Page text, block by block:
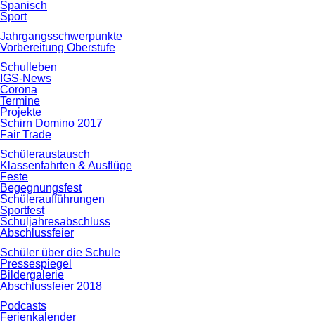
Spanisch
Sport
Jahrgangsschwerpunkte
Vorbereitung Oberstufe
Schulleben
IGS-News
Corona
Termine
Projekte
Schirn Domino 2017
Fair Trade
Schüleraustausch
Klassenfahrten & Ausflüge
Feste
Begegnungsfest
Schüleraufführungen
Sportfest
Schuljahresabschluss
Abschlussfeier
Schüler über die Schule
Pressespiegel
Bildergalerie
Abschlussfeier 2018
Podcasts
Ferienkalender